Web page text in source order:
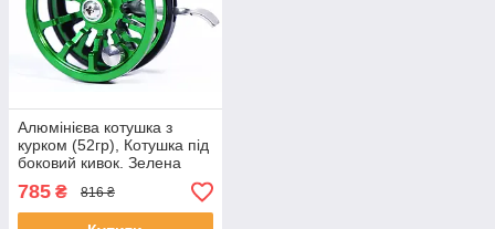
Алюмінієва котушка з
курком (52гр), Котушка під
боковий кивок. Зелена
785 ₴ 816 ₴